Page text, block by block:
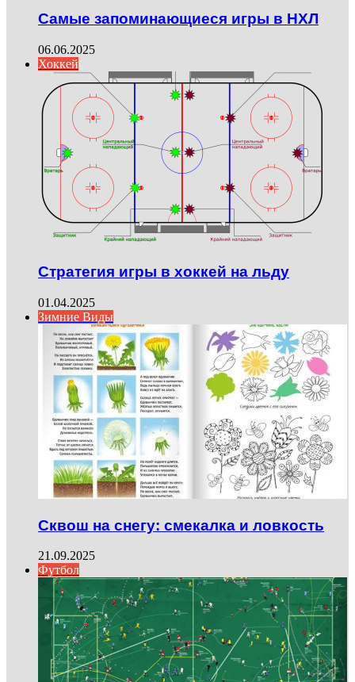
Самые запоминающиеся игры в НХЛ
06.06.2025
Хоккей
Стратегия игры в хоккей на льду
01.04.2025
Зимние Виды
Сквош на снегу: смекалка и ловкость
21.09.2025
Футбол